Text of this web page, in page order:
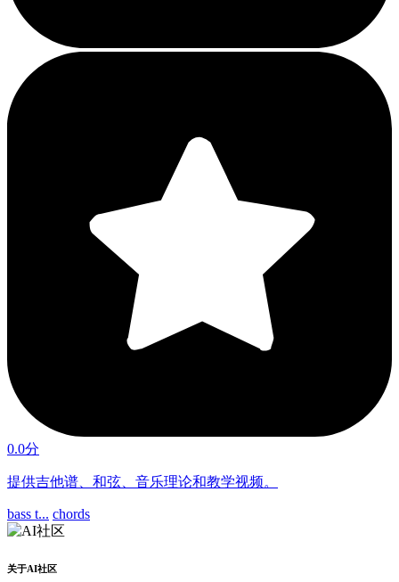
0.0分
提供吉他谱、和弦、音乐理论和教学视频。
bass t... chords
关于AI社区